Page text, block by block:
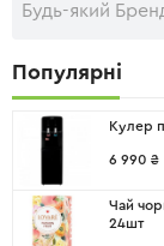
Будь-який
Популярні
Кулер
6 990 ₴
Чай
24шт